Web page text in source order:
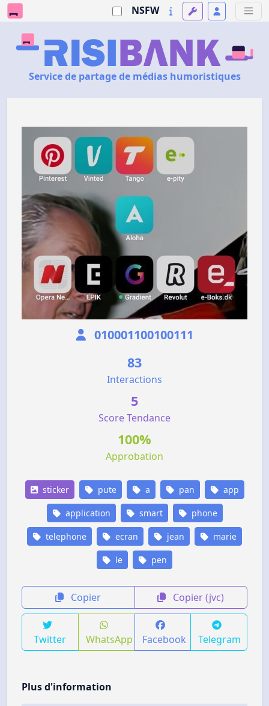
NSFW
Service de partage de médias humoristiques
010001100100111
83
Interactions
5
Score Tendance
100%
Approbation
sticker pute a pan app
application smart phone
telephone ecran jean marie
le pen
Copier Copier (jvc)
Twitter WhatsApp Facebook Telegram
Plus d'information